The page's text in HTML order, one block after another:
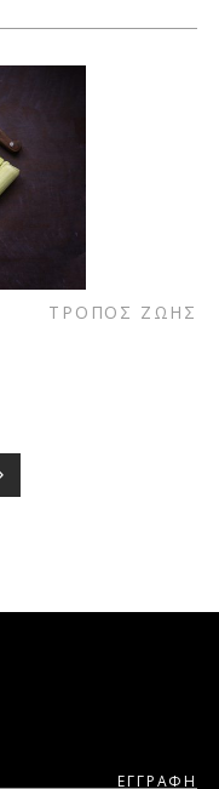
ΤΡΟΠΟΣ ΖΩΗΣ